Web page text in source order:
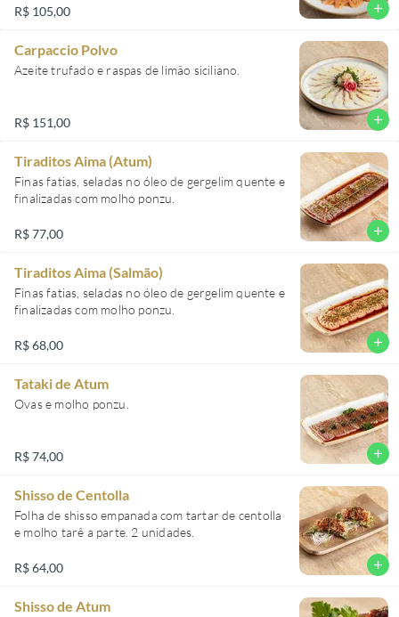
R$ 105,00 add
Carpaccio Polvo
Azeite trufado e raspas de limão siciliano.
R$ 151,00 add
Tiraditos Aima (Atum)
Finas fatias, seladas no óleo de gergelim quente e
finalizadas com molho ponzu.
R$ 77,00 add
Tiraditos Aima (Salmão)
Finas fatias, seladas no óleo de gergelim quente e
finalizadas com molho ponzu.
R$ 68,00 add
Tataki de Atum
Ovas e molho ponzu.
R$ 74,00 add
Shisso de Centolla
Folha de shisso empanada com tartar de centolla
e molho tarê a parte. 2 unidades.
R$ 64,00 add
Shisso de Atum